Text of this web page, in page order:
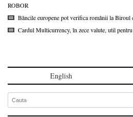
ROBOR
Băncile europene pot verifica românii la Biroul
Cardul Multicurrency, în zece valute, util
English